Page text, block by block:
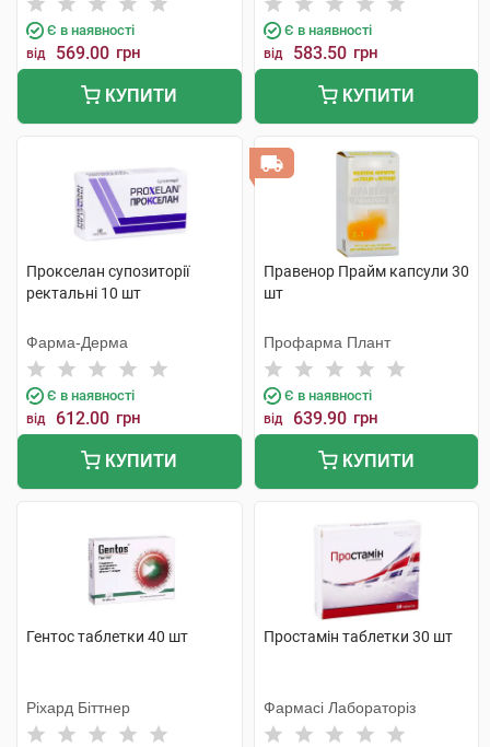
Є в наявності
від 569.00 грн
КУПИТИ
Є в наявності
від 583.50 грн
КУПИТИ
Прокселан супозиторії
ректальні 10 шт
Фарма-Дерма
Є в наявності
від 612.00 грн
КУПИТИ
Правенор Прайм капсули 30
шт
Профарма Плант
Є в наявності
від 639.90 грн
КУПИТИ
Гентос таблетки 40 шт
Ріхард Біттнер
Простамін таблетки 30 шт
Фармасі Лабораторіз